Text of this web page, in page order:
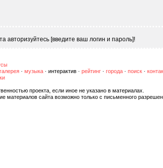
авторизуйтесь [введите ваш логин и пароль]!
галерея · музыка · интерактив · рейтинг · города · поиск ·
проекта, если иное не указано в материалах.
материалов сайта возможно только с письменного